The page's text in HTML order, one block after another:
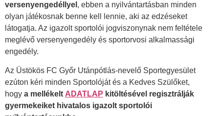
versenyengedéllyel , ebben a nyilvántartásban minden
olyan játékosnak benne kell lennie, aki az edzéseket
látogatja. Az igazolt sportolói jogviszonynak nem feltétele
meglévő versenyengedély és sportorvosi alkalmassági
engedély.
Az Üstökös FC Győr Utánpótlás-nevelő Sportegyesület
ezúton kéri minden Sportolóját és a Kedves Szülőket,
hogy a mellékelt ADATLAP kitöltésével regisztrálják
gyermekeiket hivatalos igazolt sportolói